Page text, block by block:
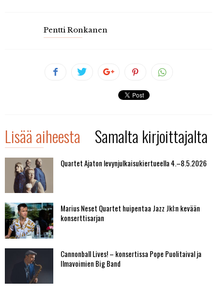
Pentti Ronkanen
Lisää aiheesta Samalta kirjoittajalta
Quartet Ajaton levynjulkaisukiertueella 4.–8.5.2026
Marius Neset Quartet huipentaa Jazz Jkl:n kevään
konserttisarjan
Cannonball Lives! – konsertissa Pope Puolitaival ja
Ilmavoimien Big Band